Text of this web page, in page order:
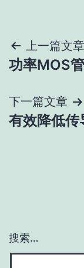
文
章
导
航
上一篇文章
功率MOS
下一篇文章
有效降低传
搜索…